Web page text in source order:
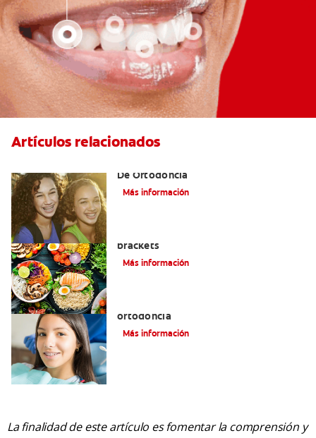
Artículos relacionados
De Ortodoncia
Más información
brackets
Más información
ortodoncia
Más información
La finalidad de este artículo es fomentar la comprensión y